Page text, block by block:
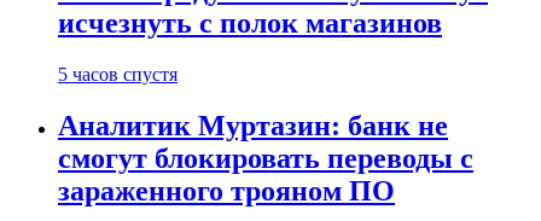
исчезнуть с полок магазинов
5 часов спустя
Аналитик Муртазин: банк не
смогут блокировать переводы с
зараженного трояном ПО